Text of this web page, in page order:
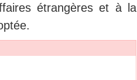
étrangères et à la